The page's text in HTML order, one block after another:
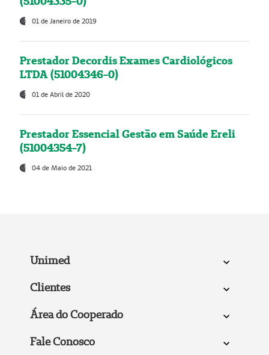
01 de Janeiro de 2019
Prestador Decordis Exames Cardiológicos
LTDA (51004346-0)
01 de Abril de 2020
Prestador Essencial Gestão em Saúde Ereli
(51004354-7)
04 de Maio de 2021
Unimed
Clientes
Área do Cooperado
Fale Conosco